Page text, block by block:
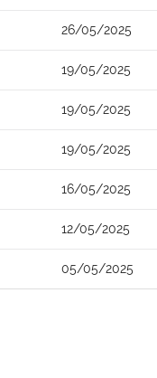
26/05/2025
19/05/2025
19/05/2025
19/05/2025
16/05/2025
12/05/2025
05/05/2025